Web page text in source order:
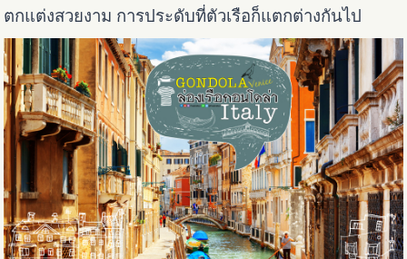
ตกแต่งสวยงาม การประดับที่ตัวเรือก็แตกต่างกันไป